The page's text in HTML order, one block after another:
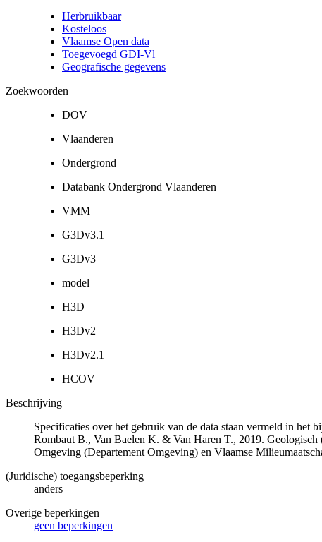
Herbruikbaar
Kosteloos
Vlaamse Open data
Toegevoegd GDI-Vl
Geografische gegevens
Zoekwoorden
DOV
Vlaanderen
Ondergrond
Databank Ondergrond Vlaanderen
VMM
G3Dv3.1
G3Dv3
model
H3D
H3Dv2
H3Dv2.1
HCOV
Beschrijving
Specificaties over het gebruik van de data staan vermeld in
Rombaut B., Van Baelen K. & Van Haren T., 2019.
Omgeving (Departement Omgeving) en Vlaamse
(Juridische) toegangsbeperking
anders
Overige beperkingen
geen beperkingen